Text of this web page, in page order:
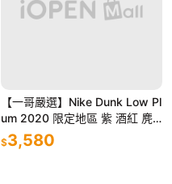
【一哥嚴選】Nike Dunk Low Pl
um 2020 限定地區 紫 酒紅 麂
皮 滑板鞋 CU1726-500
$3,580